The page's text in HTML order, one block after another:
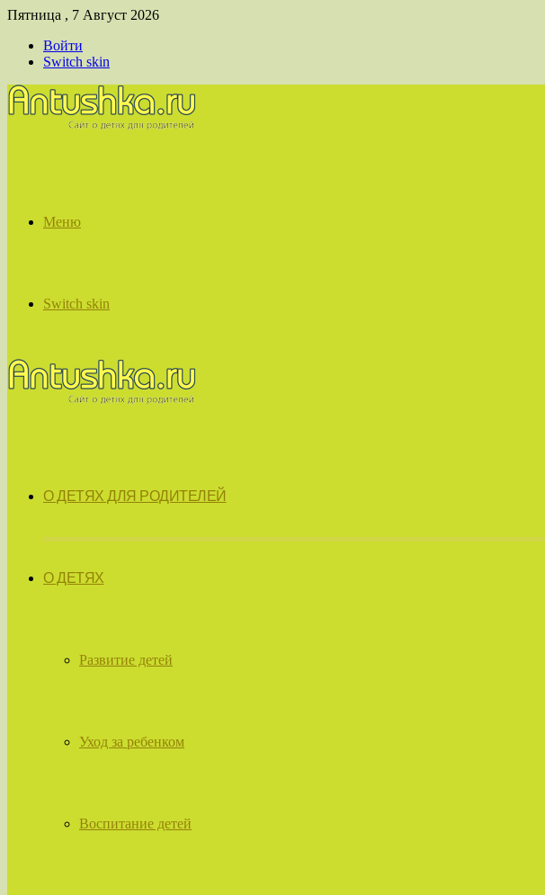
Пятница , 7 Август 2026
Войти
Switch skin
Меню
Switch skin
О ДЕТЯХ ДЛЯ РОДИТЕЛЕЙ
О ДЕТЯХ
Развитие детей
Уход за ребенком
Воспитание детей